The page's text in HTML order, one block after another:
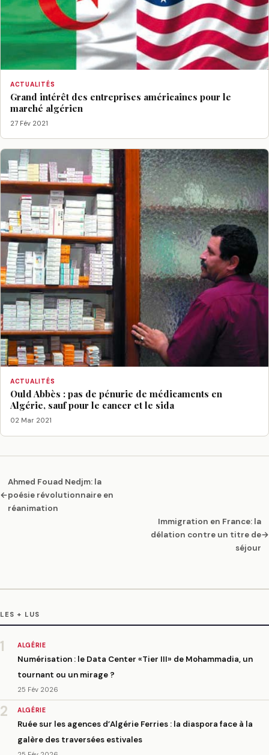
ACTUALITÉS
Grand intérêt des entreprises américaines pour le
marché algérien
27 Fév 2021
ACTUALITÉS
Ould Abbès : pas de pénurie de médicaments en
Algérie, sauf pour le cancer et le sida
02 Mar 2021
←
Ahmed Fouad Nedjm: la
poésie révolutionnaire en
réanimation
Immigration en France: la
délation contre un titre de
séjour
→
LES + LUS
1 ALGÉRIE
Numérisation : le Data Center «Tier III» de Mohammadia, un
tournant ou un mirage ?
25 Fév 2026
2 ALGÉRIE
Ruée sur les agences d’Algérie Ferries : la diaspora face à la
galère des traversées estivales